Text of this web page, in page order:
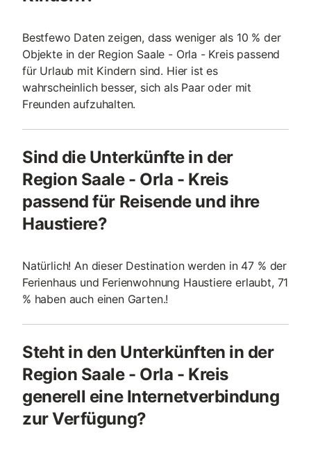
Bestfewo Daten zeigen, dass weniger als 10 % der
Objekte in der Region Saale - Orla - Kreis passend
für Urlaub mit Kindern sind. Hier ist es
wahrscheinlich besser, sich als Paar oder mit
Freunden aufzuhalten.
Sind die Unterkünfte in der
Region Saale - Orla - Kreis
passend für Reisende und ihre
Haustiere?
Natürlich! An dieser Destination werden in 47 % der
Ferienhaus und Ferienwohnung Haustiere erlaubt, 71
% haben auch einen Garten.!
Steht in den Unterkünften in der
Region Saale - Orla - Kreis
generell eine Internetverbindung
zur Verfügung?